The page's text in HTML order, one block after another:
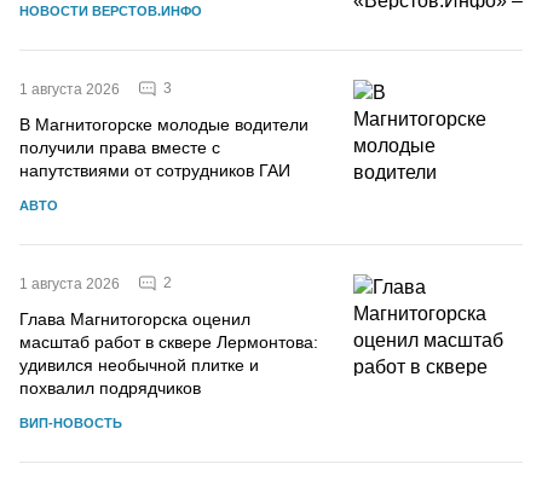
НОВОСТИ ВЕРСТОВ.ИНФО
1 августа 2026 3
В Магнитогорске молодые водители
получили права вместе с
напутствиями от сотрудников ГАИ
АВТО
1 августа 2026 2
Глава Магнитогорска оценил
масштаб работ в сквере Лермонтова:
удивился необычной плитке и
похвалил подрядчиков
ВИП-НОВОСТЬ